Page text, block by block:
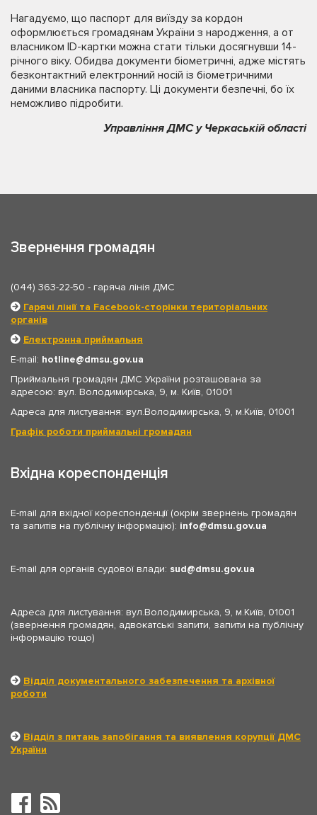
Нагадуємо, що паспорт для виїзду за кордон
оформлюється громадянам України з народження, а от
власником ID-картки можна стати тільки досягнувши 14-
річного віку. Обидва документи біометричні, адже містять
безконтактний електронний носій із біометричними
даними власника паспорту. Ці документи безпечні, бо їх
неможливо підробити.
Управління ДМС у Черкаській області
Звернення громадян
(044) 363-22-50 - гаряча лінія ДМС
Гарячі лінії та Facebook-сторінки територіальних
органів
Електронна приймальня
E-mail: hotline
dmsu.gov.ua
Приймальня громадян ДМС України розташована за
адресою: вул. Володимирська, 9, м. Київ, 01001
Адреса для листування: вул.Володимирська, 9, м.Київ, 01001
Графік роботи приймальні громадян
Вхідна кореспонденція
E-mail для вхідної кореспонденції (окрім звернень громадян
та запитів на публічну інформацію): info dmsu.gov.ua
E-mail для органів судової влади: sud dmsu.gov.ua
Адреса для листування: вул.Володимирська, 9, м.Київ, 01001
(звернення громадян, адвокатські запити, запити на публічну
інформацію тощо)
Відділ документального забезпечення та архівної
роботи
Відділ з питань запобігання та виявлення корупції ДМС
України